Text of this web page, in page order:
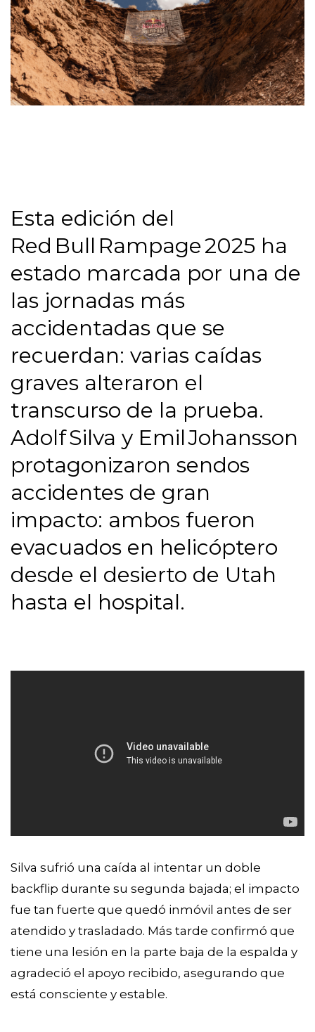
Esta edición del
Red Bull Rampage 2025 ha
estado marcada por una de
las jornadas más
accidentadas que se
recuerdan: varias caídas
graves alteraron el
transcurso de la prueba.
Adolf Silva y Emil Johansson
protagonizaron sendos
accidentes de gran
impacto: ambos fueron
evacuados en helicóptero
desde el desierto de Utah
hasta el hospital.
Silva sufrió una caída al intentar un doble
backflip durante su segunda bajada; el impacto
fue tan fuerte que quedó inmóvil antes de ser
atendido y trasladado. Más tarde confirmó que
tiene una lesión en la parte baja de la espalda y
agradeció el apoyo recibido, asegurando que
está consciente y estable.